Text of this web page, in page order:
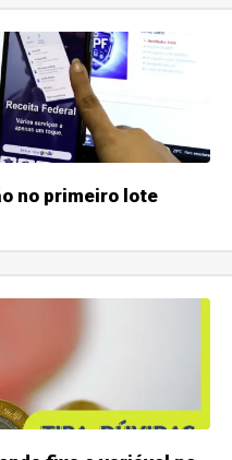
no primeiro lote